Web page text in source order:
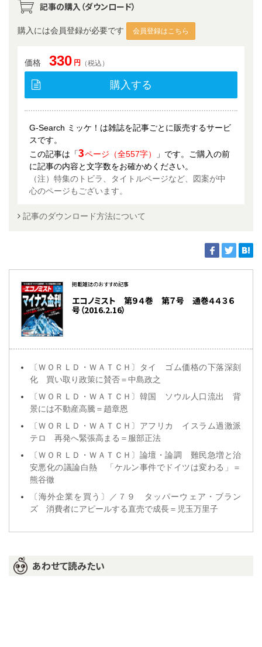
記事の購入（ダウンロード）
購入には会員登録が必要です 会員登録はこちら
価格 330 円 （税込）
購入する
G-Search ミッケ！は雑誌を記事ごとに販売するサービ
スです。
この記事は「3ページ（全557字）
」です。ご購入の前
に記事の内容と文字数をお確かめください。
（注）特集のトビラ、タイトルページなど、図案が中
心のページもございます。
記事のダウンロード方法について
掲載雑誌のおすすめ記事
エコノミスト 第９４巻 第７号 通巻４４３６
号（2016.2.16）
〔ＷＯＲＬＤ・ＷＡＴＣＨ〕タイ ゴム価格の下落深刻
化 買い取り政策に賛否＝中島政之
〔ＷＯＲＬＤ・ＷＡＴＣＨ〕韓国 ソウル人口流出 背
景には不動産高騰＝趙章恩
〔ＷＯＲＬＤ・ＷＡＴＣＨ〕アフリカ イスラム過激派
テロ 再発へ緊張高まる＝服部正法
〔ＷＯＲＬＤ・ＷＡＴＣＨ〕論壇・論調 難民急増と治
安悪化の議論白熱 「ケルン事件でドイツは変わる」＝
熊谷徹
〔海外企業を買う〕／７９ タッパーウェア・ブラン
ズ 消費者にアピールする直売で成長＝児玉万里子
あわせて読みたい